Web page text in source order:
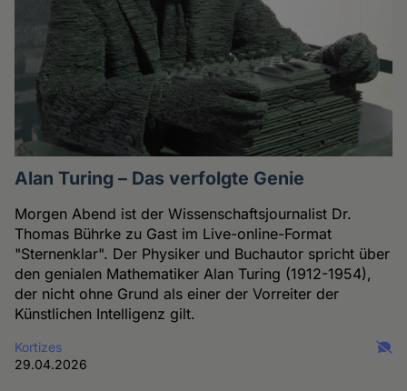
Alan Turing – Das verfolgte Genie
Morgen Abend ist der Wissenschaftsjournalist Dr.
Thomas Bührke zu Gast im Live-online-Format
"Sternenklar". Der Physiker und Buchautor spricht über
den genialen Mathematiker Alan Turing (1912-1954),
der nicht ohne Grund als einer der Vorreiter der
Künstlichen Intelligenz gilt.
Kortizes
29.04.2026